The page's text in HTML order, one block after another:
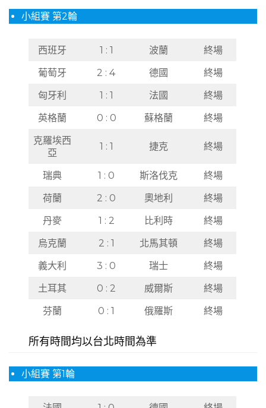
小組賽 第2輪
西班牙 1 : 1 波蘭
終場
葡萄牙
2 : 4 德國
終場
匈牙利
1 : 1 法國
終場
英格蘭
0 : 0 蘇格蘭
終場
克羅埃西
亞
1 : 1 捷克 終場
瑞典 1 : 0 斯洛伐克
終場
荷蘭
2 : 0 奧地利
終場
丹麥
1 : 2 比利時
終場
烏克蘭
2 : 1 北馬其頓
終場
義大利
3 : 0 瑞士
終場
土耳其
0 : 2 威爾斯
終場
芬蘭
0 : 1 俄羅斯 終場
所有時間均以台北時間為準
小組賽 第1輪